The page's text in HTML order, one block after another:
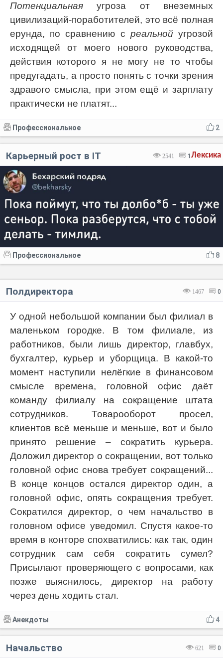
Потенциальнаяугроза от внеземных
цивилизаций-поработителей, это всё полная
ерунда, по сравнению с реальнойугрозой
исходящей от моего нового руководства,
действия которого я не могу не то чтобы
предугадать, а просто понять с точки зрения
здравого смысла, при этом ещё и зарплату
практически не платят...
2
Профессиональное
Лексика
2541 1
Карьерный рост в IT
8
Профессиональное
1467 0
Полдиректора
У одной небольшой компании был филиал в
маленьком городке. В том филиале, из
работников, были лишь директор, главбух,
бухгалтер, курьер и уборщица. В какой-то
момент наступили нелёгкие в финансовом
смысле времена, головной офис даёт
команду филиалу на сокращение штата
сотрудников. Товарооборот просел,
клиентов всё меньше и меньше, вот и было
принято решение – сократить курьера.
Доложил директор о сокращении, вот только
головной офис снова требует сокращений...
В конце концов остался директор один, а
головной офис, опять сокращения требует.
Сократился директор, о чем начальство в
головном офисе уведомил. Спустя какое-то
время в конторе спохватились: как так, один
сотрудник сам себя сократить сумел?
Присылают проверяющего с вопросами, как
позже выяснилось, директор на работу
через день ходить стал.
4
Анекдоты
621 0
Начальство